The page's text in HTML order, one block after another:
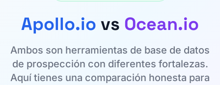
Apollo.io vs Ocean.io
Ambos son herramientas de base de datos
de prospección con diferentes fortalezas.
Aquí tienes una comparación honesta para